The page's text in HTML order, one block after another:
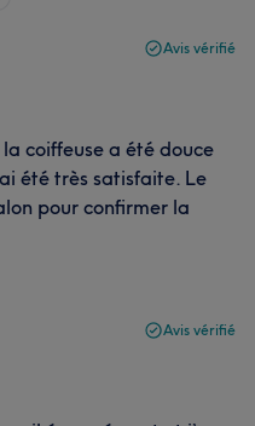
Avis vérifié
coiffeuse a été douce
été très satisfaite. Le
pour confirmer la
Avis vérifié